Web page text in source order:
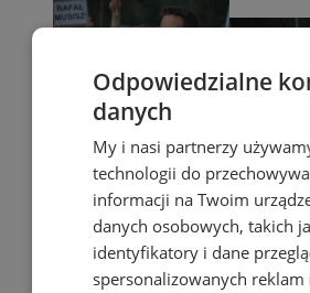
Odpowiedzialne
danych
My i nasi partnerzy
technologii do
informacji na Twoim
danych osobowych, takich
identyfikatory i dane
spersonalizowanych